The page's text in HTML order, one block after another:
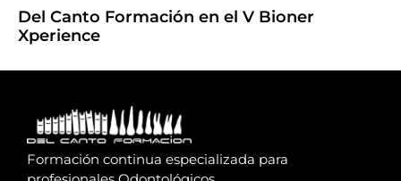
Del Canto Formación en el V Bioner
Xperience
Formación continua especializada para